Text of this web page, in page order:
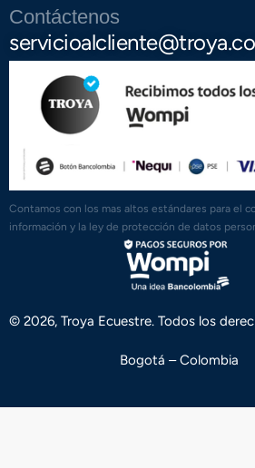
Contáctenos
Contamos con los mas altos estándares para el
información y la ley de protección de datos
© 2026, Troya Ecuestre. Todos los
Bogotá – Colombia